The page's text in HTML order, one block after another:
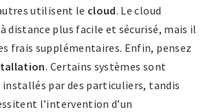
utilisent le cloud. Le cloud
distance plus facile et sécurisé, mais il
frais supplémentaires. Enfin, pensez
. Certains systèmes sont
par des particuliers, tandis
l’intervention d’un